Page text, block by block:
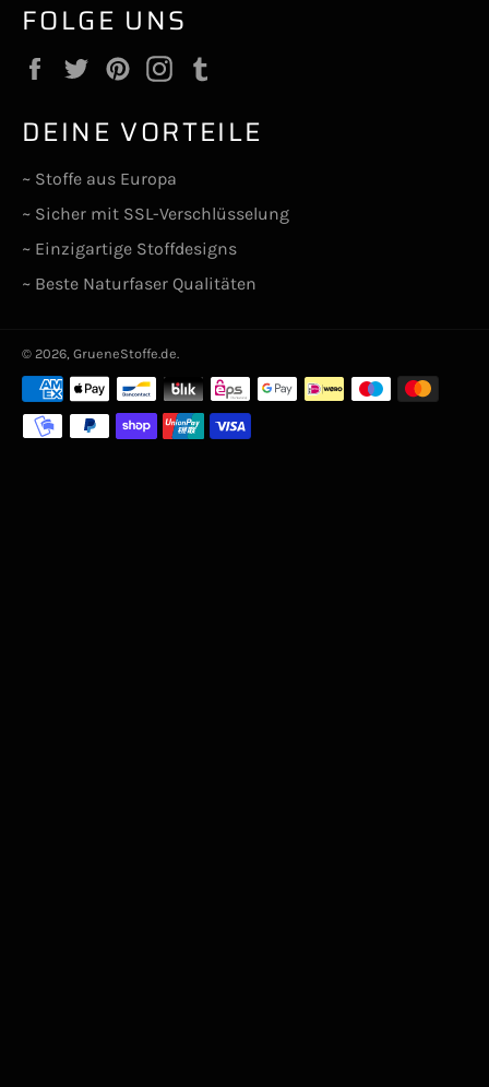
FOLGE UNS
FacebookTwitterPinterestInstagram
DEINE VORTEILE
~ Stoffe aus Europa
~ Sicher mit SSL-Verschlüsselung
~ Einzigartige Stoffdesigns
~ Beste Naturfaser Qualitäten
© 2026, GrueneStoffe.de.
Zahlungsarten